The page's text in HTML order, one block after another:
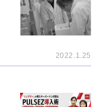
2022.1.25